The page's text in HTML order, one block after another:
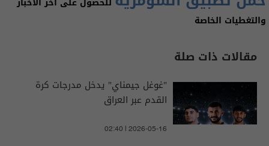
والتغطيات الخاصة
مقالات ذات صلة
"غوغل جيمناي" يدخل مدرجات كرة
القدم عبر العراق
02:40 | 2026-05-16